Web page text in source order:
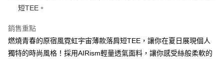
全盈+PAY
【大哥付你分期使用說明】
1.本服務由台灣大哥大提供，台灣大哥大用戶可立即使用無須另外申請。
AFTEE先享後付
短TEE。
銷售重點
燃燒青春的原宿風霓虹宇宙薄款落肩短TEE，讓你在夏日展現個人
獨特的時尚風格！採用AIRism輕量透氣面料，讓你感受絲般柔軟的